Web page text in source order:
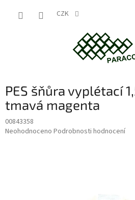
CZK
PES šňůra vyplétací
tmavá magenta
00843358
Průměrné
Neohodnoceno Podrobnosti hodnocení